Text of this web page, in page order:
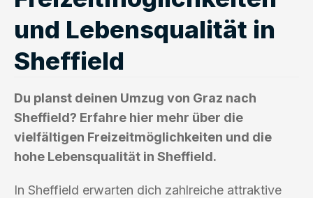
und Lebensqualität in
Sheffield
Du planst deinen Umzug von Graz nach
Sheffield? Erfahre hier mehr über die
vielfältigen Freizeitmöglichkeiten und die
hohe Lebensqualität in Sheffield.
In Sheffield erwarten dich zahlreiche attraktive